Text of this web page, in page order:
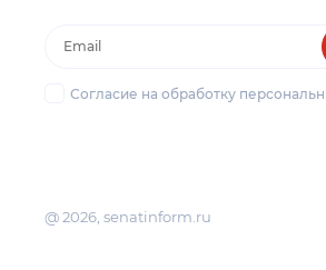
Согласие на обработку
@ 2026, senatinform.ru